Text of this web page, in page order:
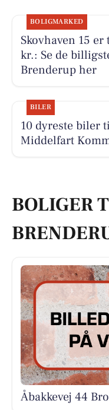
BOLIGMARKED
Skovhaven 15
kr.: Se de
Brenderup her
BILER
10 dyreste biler
Middelfart
BOLIGER
Åbakkevej 44